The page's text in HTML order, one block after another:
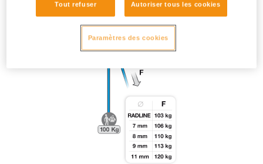
Tout refuser Autoriser tous les cookies
Paramètres des cookies